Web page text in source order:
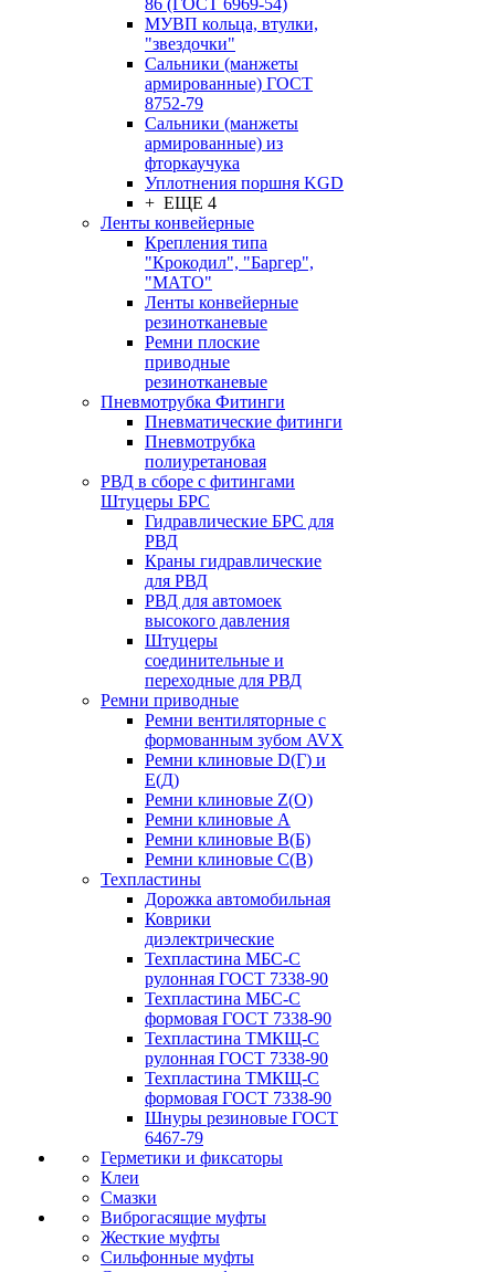
86 (ГОСТ 6969-54)
МУВП кольца, втулки,
"звездочки"
Сальники (манжеты
армированные) ГОСТ
8752-79
Сальники (манжеты
армированные) из
фторкаучука
Уплотнения поршня KGD
+ ЕЩЕ 4
Ленты конвейерные
Крепления типа
"Крокодил", "Баргер",
"МАТО"
Ленты конвейерные
резинотканевые
Ремни плоские
приводные
резинотканевые
Пневмотрубка Фитинги
Пневматические фитинги
Пневмотрубка
полиуретановая
РВД в сборе с фитингами
Штуцеры БРС
Гидравлические БРС для
РВД
Краны гидравлические
для РВД
РВД для автомоек
высокого давления
Штуцеры
соединительные и
переходные для РВД
Ремни приводные
Ремни вентиляторные с
формованным зубом AVX
Ремни клиновые D(Г) и
Е(Д)
Ремни клиновые Z(О)
Ремни клиновые А
Ремни клиновые В(Б)
Ремни клиновые С(В)
Техпластины
Дорожка автомобильная
Коврики
диэлектрические
Техпластина МБС-С
рулонная ГОСТ 7338-90
Техпластина МБС-С
формовая ГОСТ 7338-90
Техпластина ТМКЩ-С
рулонная ГОСТ 7338-90
Техпластина ТМКЩ-С
формовая ГОСТ 7338-90
Шнуры резиновые ГОСТ
6467-79
Герметики и фиксаторы
Клеи
Смазки
Виброгасящие муфты
Жесткие муфты
Сильфонные муфты